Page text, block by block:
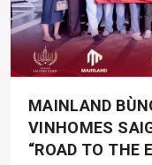
MAINLAND
VINHOMES
“ROAD TO THE